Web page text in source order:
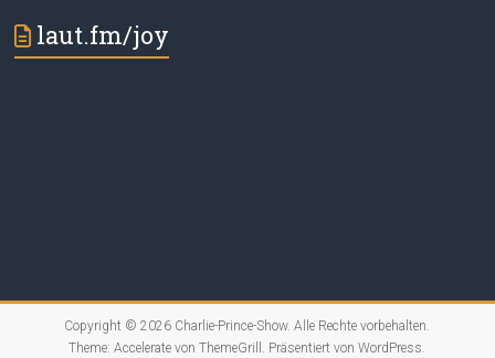
laut.fm/joy
Copyright © 2026 Charlie-Prince-Show. Alle Rechte vorbehalten.
Theme:Accelerate von ThemeGrill. Präsentiert vonWordPress.